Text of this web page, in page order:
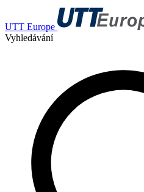
UTT Europe
Vyhledávání